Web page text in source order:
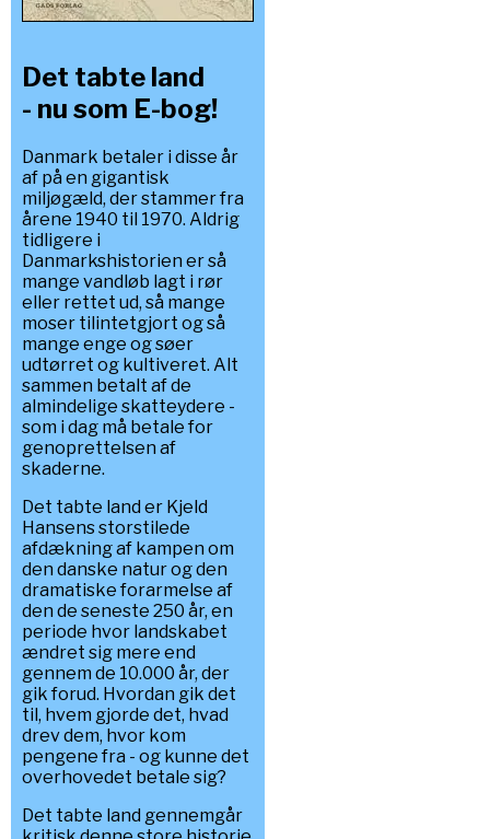
Det tabte land
- nu som E-bog!
Danmark betaler i disse år
af på en gigantisk
miljøgæld, der stammer fra
årene 1940 til 1970. Aldrig
tidligere i
Danmarkshistorien er så
mange vandløb lagt i rør
eller rettet ud, så mange
moser tilintetgjort og så
mange enge og søer
udtørret og kultiveret. Alt
sammen betalt af de
almindelige skatteydere -
som i dag må betale for
genoprettelsen af
skaderne.
Det tabte land er Kjeld
Hansens storstilede
afdækning af kampen om
den danske natur og den
dramatiske forarmelse af
den de seneste 250 år, en
periode hvor landskabet
ændret sig mere end
gennem de 10.000 år, der
gik forud. Hvordan gik det
til, hvem gjorde det, hvad
drev dem, hvor kom
pengene fra - og kunne det
overhovedet betale sig?
Det tabte land gennemgår